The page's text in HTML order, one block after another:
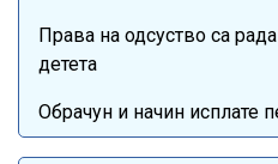
Права на одсуство са
детета
Обрачун и начин исплате